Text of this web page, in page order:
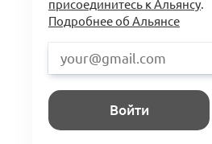
присоединитесь к Альянсу.
Подробнее об Альянсе
Войти